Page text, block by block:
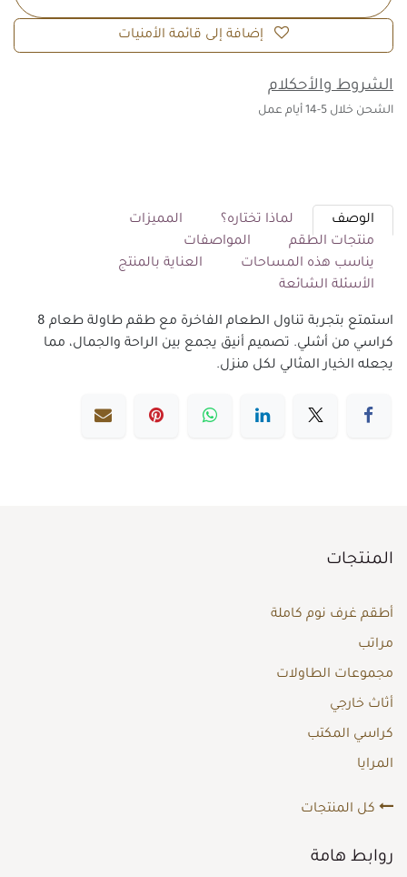
إضافة إلى قائمة الأمنيات
الشروط والأحكلام
الشحن خلال 5-14 أيام عمل
الوصف لماذا تختاره؟
المميزات
منتجات الطقم
المواصفات
يناسب هذه المساحات
العناية بالمنتج
الأسئلة الشائعة
استمتع بتجربة تناول الطعام الفاخرة مع طقم طاولة طعام 8
كراسي من أشلي. تصميم أنيق يجمع بين الراحة والجمال، مما
يجعله الخيار المثالي لكل منزل.
المنتجات
أطقم غرف نوم كاملة
مراتب
مجموعات الطاولات
أثاث خارجي
كراسي المكتب
المرايا
كل المنتجات
روابط هامة